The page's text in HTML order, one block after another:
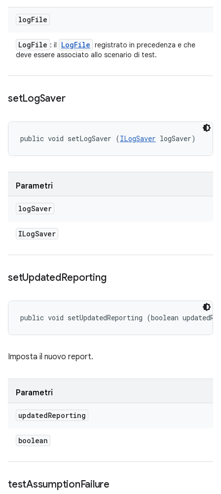
logFile
LogFile : il LogFile registrato in precedenza e che
deve essere associato allo scenario di test.
setLogSaver
public void setLogSaver (ILogSaver logSaver)
Parametri
logSaver
ILogSaver
setUpdatedReporting
public void setUpdatedReporting (boolean
Imposta il nuovo report.
Parametri
updatedReporting
boolean
testAssumptionFailure